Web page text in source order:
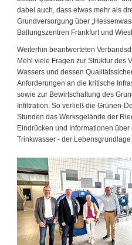
dabei auch, dass etwas mehr als
Grundversorgung über
Ballungszentren Frankfurt und
Weiterhin beantworteten
Mehl viele Fragen zur Struktur des
Wassers und dessen
Anforderungen an die kritische
sowie zur Bewirtschaftung des
Infiltration. So verließ die Grünen-
Stunden das Werksgelände der
Eindrücken und Informationen
Trinkwasser - der Lebensgrundlage